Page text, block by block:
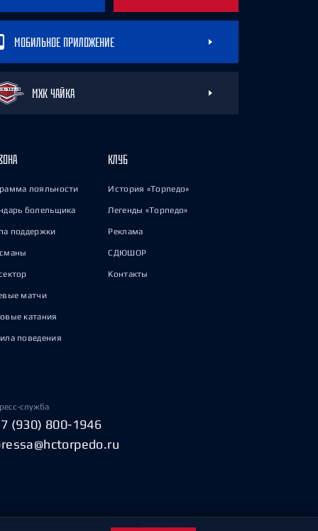
МОБИЛЬНОЕ ПРИЛОЖЕНИЕ
МХК ЧАЙКА
лояльности
болельщика
поддержки
матчи
катания
поведения
КЛУБ
История «Торпедо»
Легенды «Торпедо»
Реклама
СДЮШОР
Контакты
служба
(930) 800-1946